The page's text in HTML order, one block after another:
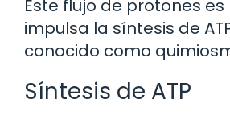
Este flujo de protones es
impulsa la síntesis de
conocido como
Síntesis de ATP